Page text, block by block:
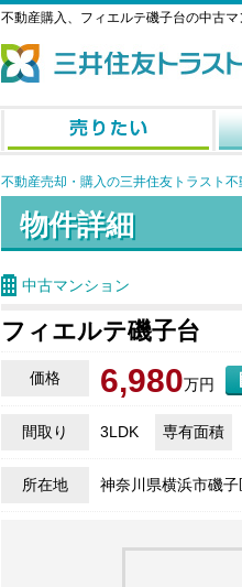
不動産購入、フィエルテ磯子台の中古マ
不動産売却・購入の三井住友トラスト不
物件詳細
中古マンション
フィエルテ磯子台
価格 6,980万円
間取り 3LDK 専有面積
所在地 神奈川県横浜市磯子